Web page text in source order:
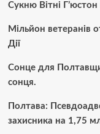
Сукню Вітні
Мільйон ветеранів
Дії
Сонце для
сонця.
Полтава:
захисника на 1,75